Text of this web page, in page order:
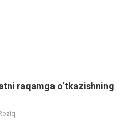
raqamga o‘tkazishning